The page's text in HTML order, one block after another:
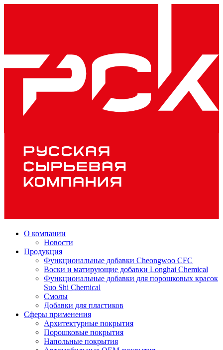
О компании
Новости
Продукция
Функциональные добавки Cheongwoo СFC
Воски и матирующие добавки Longhai Chemical
Функциональные добавки для порошковых красок
Suo Shi Chemical
Смолы
Добавки для пластиков
Сферы применения
Архитектурные покрытия
Порошковые покрытия
Напольные покрытия